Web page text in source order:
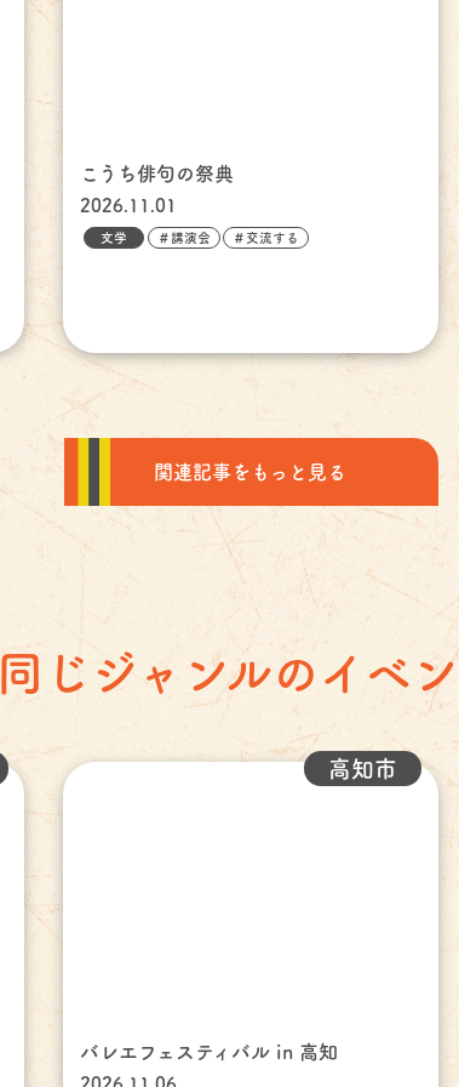
こうち俳句の祭典
2026.11.01
文学 ＃講演会 ＃交流する
関連記事をもっと見る
同じジャンルのイベ
バレエフェスティバル in 高知
高知市